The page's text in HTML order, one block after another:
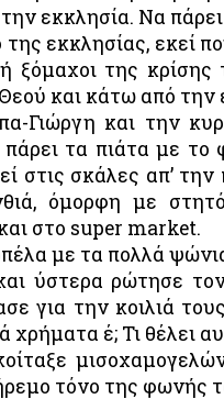
εκκλησία. Να
εκκλησίας, εκεί
ξόμαχοι της
και κάτω από την
Γιώργη και την
τα πιάτα με
στις σκάλες απ’
όμορφη με
στο super market.
με τα πολλά
ύστερα ρώτησε
για την κοιλιά
χρήματα έ; Τι θέλει
τόνο της φωνής